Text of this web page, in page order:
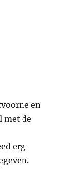
en
met de
erg